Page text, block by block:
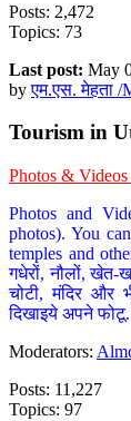
Posts: 2,472
Topics: 73
Last post: May
byएम.एस. मेहता /
Tourism in
Photos & Videos
Photos and
photos). You
temples and
गधेरों, नौलों, खेत-
चोटी, मंदिर और
दिखाइये अपने
Moderators:
Posts: 11,227
Topics: 97